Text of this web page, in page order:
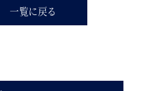
一覧に戻る